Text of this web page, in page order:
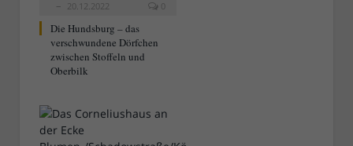
20.12.2022
0
Die Hundsburg – das
verschwundene Dörfchen
zwischen Stoffeln und
Oberbilk